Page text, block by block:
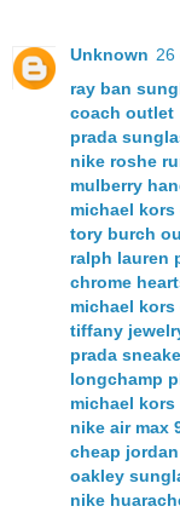
Unknown 26
ray ban
coach outlet
prada
nike roshe
mulberry
michael
tory burch
ralph lauren
chrome
michael
tiffany
prada
longchamp
michael kors
nike air max
cheap
oakley
nike